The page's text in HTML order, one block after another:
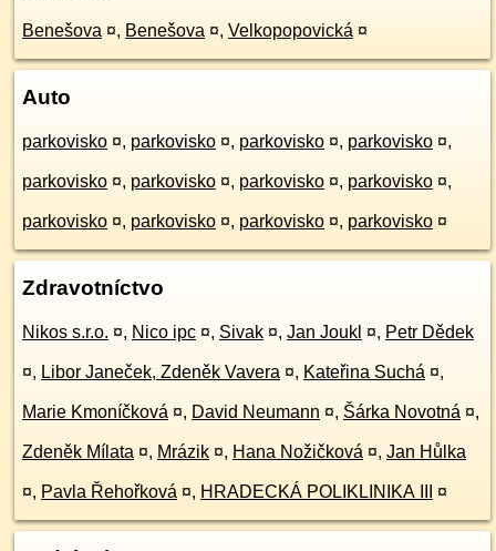
Benešova ¤, Benešova ¤, Velkopopovická ¤
Auto
parkovisko ¤, parkovisko ¤, parkovisko ¤, parkovisko ¤,
parkovisko ¤, parkovisko ¤, parkovisko ¤, parkovisko ¤,
parkovisko ¤, parkovisko ¤, parkovisko ¤, parkovisko ¤
Zdravotníctvo
Nikos s.r.o. ¤, Nico ipc ¤, Sivak ¤, Jan Joukl ¤, Petr Dědek
¤, Libor Janeček, Zdeněk Vavera ¤, Kateřina Suchá ¤,
Marie Kmoníčková ¤, David Neumann ¤, Šárka Novotná ¤,
Zdeněk Mílata ¤, Mrázik ¤, Hana Nožičková ¤, Jan Hůlka
¤, Pavla Řehořková ¤, HRADECKÁ POLIKLINIKA III ¤